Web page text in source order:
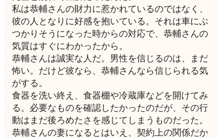
私は恭輔さんの財力に惹かれているのではなく、
彼の人となりに好感を抱いている。それは車にぶ
つかりそうになった時からの対応で、恭輔さんの
気質はすぐにわかったから。
恭輔さんは誠実な人だ。男性を信じるのは、まだ
怖い。だけど彼なら、恭輔さんなら信じられる気
がする。
食器を洗い終え、食器棚や冷蔵庫などを開けてみ
る。必要なものを確認したかったのだが、その行
動はまだ後ろめたさを感じてしまうものだった。
恭輔さんの妻になるとはいえ、契約上の関係だか